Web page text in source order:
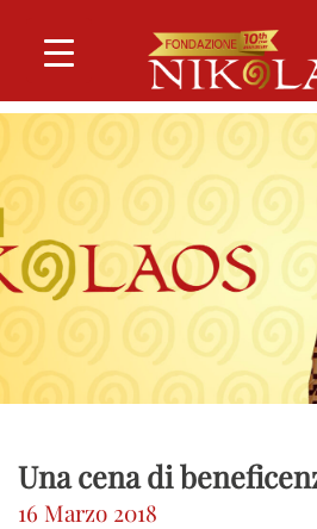
Una cena di
16 Marzo 2018